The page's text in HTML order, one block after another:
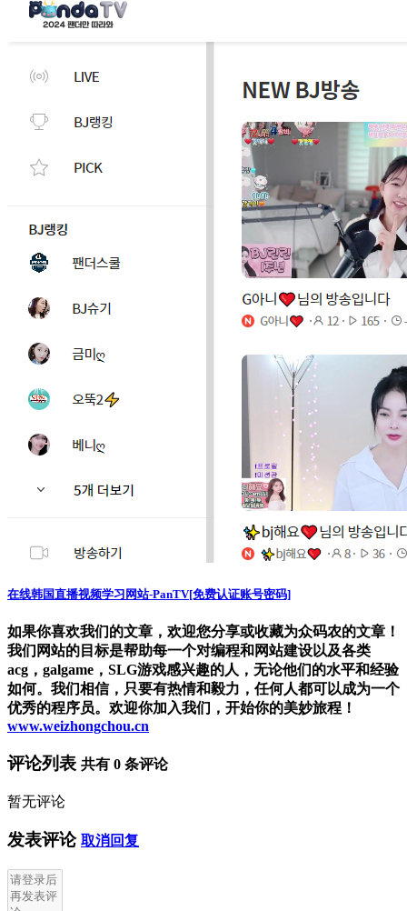
在线韩国直播视频学习网站-PanTV[免费认证账号密码]
如果你喜欢我们的文章，欢迎您分享或收藏为众码农的文章！
我们网站的目标是帮助每一个对编程和网站建设以及各类
acg，galgame，SLG游戏感兴趣的人，无论他们的水平和经验
如何。我们相信，只要有热情和毅力，任何人都可以成为一个
优秀的程序员。欢迎你加入我们，开始你的美妙旅程！
www.weizhongchou.cn
评论列表 共有 0 条评论
暂无评论
发表评论 取消回复